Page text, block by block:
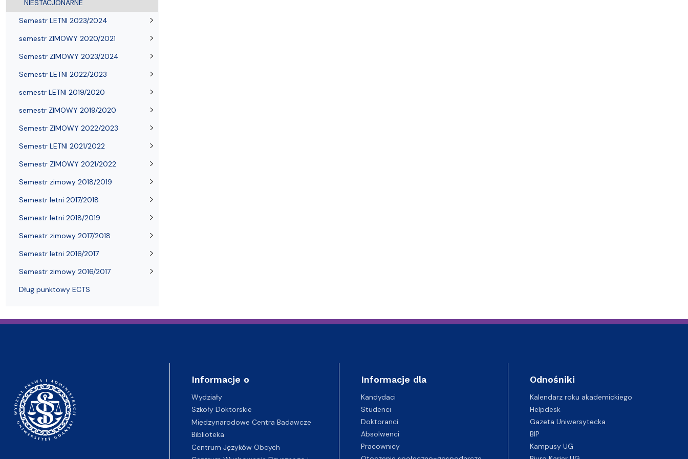
NIESTACJONARNE
Semestr LETNI 2023/2024
semestr ZIMOWY 2020/2021
Semestr ZIMOWY 2023/2024
Semestr LETNI 2022/2023
semestr LETNI 2019/2020
semestr ZIMOWY 2019/2020
Semestr ZIMOWY 2022/2023
Semestr LETNI 2021/2022
Semestr ZIMOWY 2021/2022
Semestr zimowy 2018/2019
Semestr letni 2017/2018
Semestr letni 2018/2019
Semestr zimowy 2017/2018
Semestr letni 2016/2017
Semestr zimowy 2016/2017
Dług punktowy ECTS
Informacje o
Wydziały
Szkoły Doktorskie
Międzynarodowe Centra Badawcze
Biblioteka
Centrum Języków Obcych
Informacje dla
Kandydaci
Studenci
Doktoranci
Absolwenci
Pracownicy
Odnośniki
Kalendarz roku akademickiego
Helpdesk
Gazeta Uniwersytecka
BIP
Kampusy UG